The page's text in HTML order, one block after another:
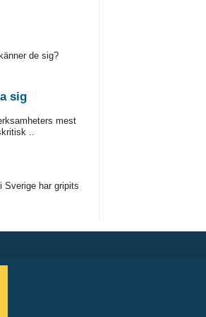
de sig?
sig
mest
..
Sverige har gripits